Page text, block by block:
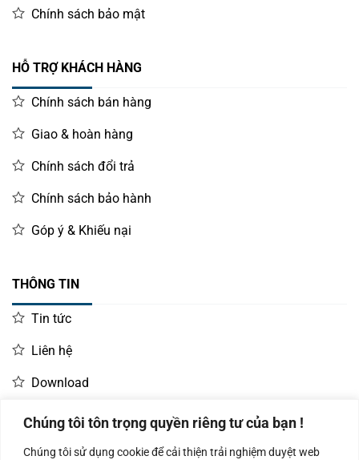
Chúng tôi tôn trọng quyền riêng tư của bạn !
Chúng tôi sử dụng cookie để cải thiện trải nghiệm duyệt web
Chính sách bảo mật
HỖ TRỢ KHÁCH HÀNG
Chính sách bán hàng
Giao & hoàn hàng
Chính sách đổi trả
Chính sách bảo hành
Góp ý & Khiếu nại
THÔNG TIN
Tin tức
Liên hệ
Download
LIÊN HỆ MUA HÀNG